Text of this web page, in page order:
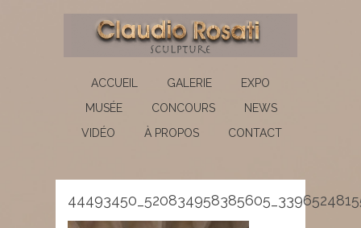
ACCUEIL GALERIE
EXPO
MUSÉE
CONCOURS
NEWS
VIDÉO
À PROPOS CONTACT